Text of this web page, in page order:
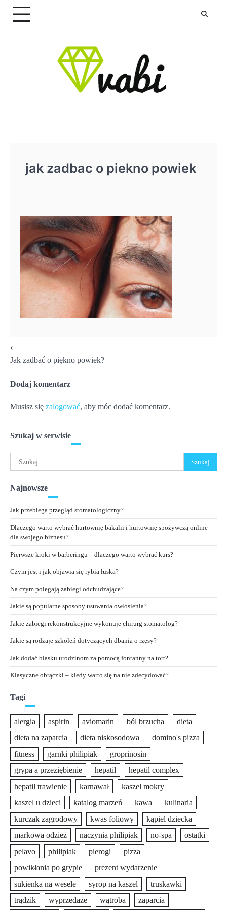
Skip
content
jak zadbac o piekno powiek
Nawigacja
wpisu
⟵
Jak zadbać o piękno powiek?
Dodaj komentarz
Musisz się zalogować, aby móc dodać komentarz.
Szukaj w serwisie
Szukaj:
Najnowsze
Jak przebiega przegląd stomatologiczny?
Dlaczego warto wybrać hurtownię bakalii i hurtownię spożywczą online
dla swojego biznesu?
Pierwsze kroki w barberingu – dlaczego warto wybrać kurs?
Czym jest i jak objawia się rybia łuska?
Na czym polegają zabiegi odchudzające?
Jakie są popularne sposoby usuwania owłosienia?
Jakie zabiegi rekonstrukcyjne wykonuje chirurg stomatolog?
Jakie są rodzaje szkoleń dotyczących dbania o rzęsy?
Jak dodać blasku urodzinom za pomocą fontanny na tort?
Klasyczne obrączki – kiedy warto się na nie zdecydować?
Tagi
alergia aspirin aviomarin ból brzucha
dieta
dieta na zaparcia
dieta niskosodowa
domino's pizza
fitness
garnki philipiak
groprinosin
grypa a przeziębienie
hepatil
hepatil complex
hepatil trawienie
karnawał
kaszel mokry
kaszel u dzieci
katalog marzeń kawa
kulinaria
kurczak zagrodowy
kwas foliowy
kąpiel dziecka
markowa odzież
naczynia philipiak no-spa
ostatki
pelavo
philipiak pierogi
pizza
powikłania po grypie
prezent wydarzenie
sukienka na wesele
syrop na kaszel
truskawki
trądzik
wyprzedaże wątroba zaparcia